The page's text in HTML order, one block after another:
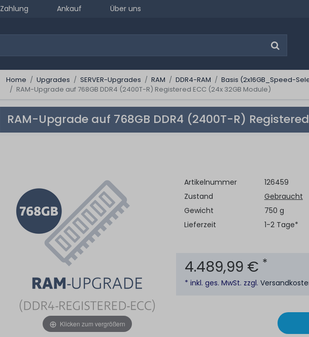
Zahlung Ankauf Über uns
Home Upgrades SERVER-Upgrades RAM DDR4-RAM
Basis (2x16GB_Speed-
RAM-Upgrade auf 768GB DDR4 (2400T-R) Registered ECC (24x 32GB Module)
RAM-Upgrade auf 768GB DDR4 (2400T-R)
Klicken zum vergrößern
Artikelnummer
126459
Zustand
Gebraucht
Gewicht
750 g
Lieferzeit
1-2 Tage*
4.489,99 € *
* inkl. ges. MwSt. zzgl.